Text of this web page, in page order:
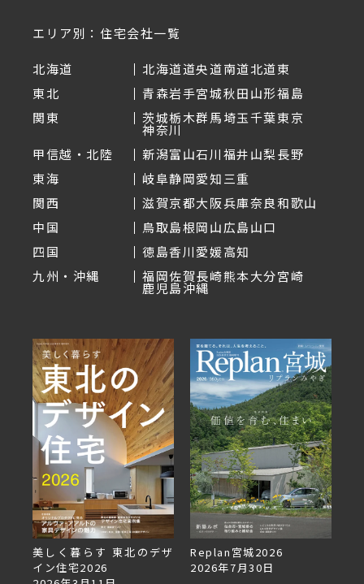
エリア別：住宅会社一覧
北海道 北海道道央道南道北道東
東北
青森岩手宮城秋田山形福島
関東
茨城栃木群馬埼玉千葉東京
神奈川
甲信越・北陸
新潟富山石川福井山梨長野
東海
岐阜静岡愛知三重
関西
滋賀京都大阪兵庫奈良和歌山
中国
鳥取島根岡山広島山口
四国
徳島香川愛媛高知
九州・沖縄
福岡佐賀長崎熊本大分宮崎
鹿児島沖縄
美しく暮らす 東北のデザ
イン住宅2026
Replan宮城2026
2026年7月30日